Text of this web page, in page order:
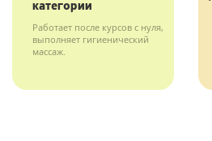
категории
Работает после курсов с нуля,
выполняет гигиенический
массаж.